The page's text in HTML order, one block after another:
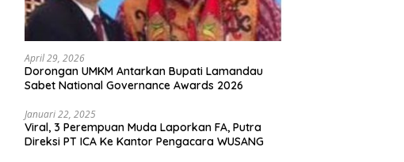
April 29, 2026
Dorongan UMKM Antarkan Bupati Lamandau
Sabet National Governance Awards 2026
Januari 22, 2025
Viral, 3 Perempuan Muda Laporkan FA, Putra
Direksi PT ICA Ke Kantor Pengacara WUSANG